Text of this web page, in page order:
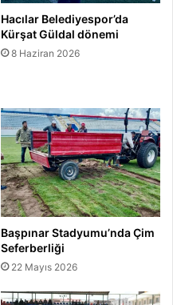
Hacılar Belediyespor’da
Kürşat Güldal dönemi
8 Haziran 2026
Başpınar Stadyumu’nda Çim
Seferberliği
22 Mayıs 2026